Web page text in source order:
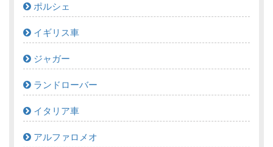
ポルシェ
イギリス車
ジャガー
ランドローバー
イタリア車
アルファロメオ